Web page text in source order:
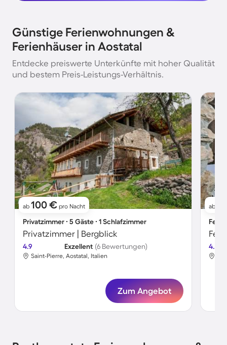
Günstige Ferienwohnungen &
Ferienhäuser in Aostatal
Entdecke preiswerte Unterkünfte mit hoher Qualität
und bestem Preis-Leistungs-Verhältnis.
ab 100 € pro Nacht
Privatzimmer ∙ 5 Gäste ∙ 1 Schlafzimmer
Privatzimmer | Bergblick
4.9 Exzellent (6 Bewertungen)
Saint-Pierre, Aostatal, Italien
Zum Angebot
ab
4.5